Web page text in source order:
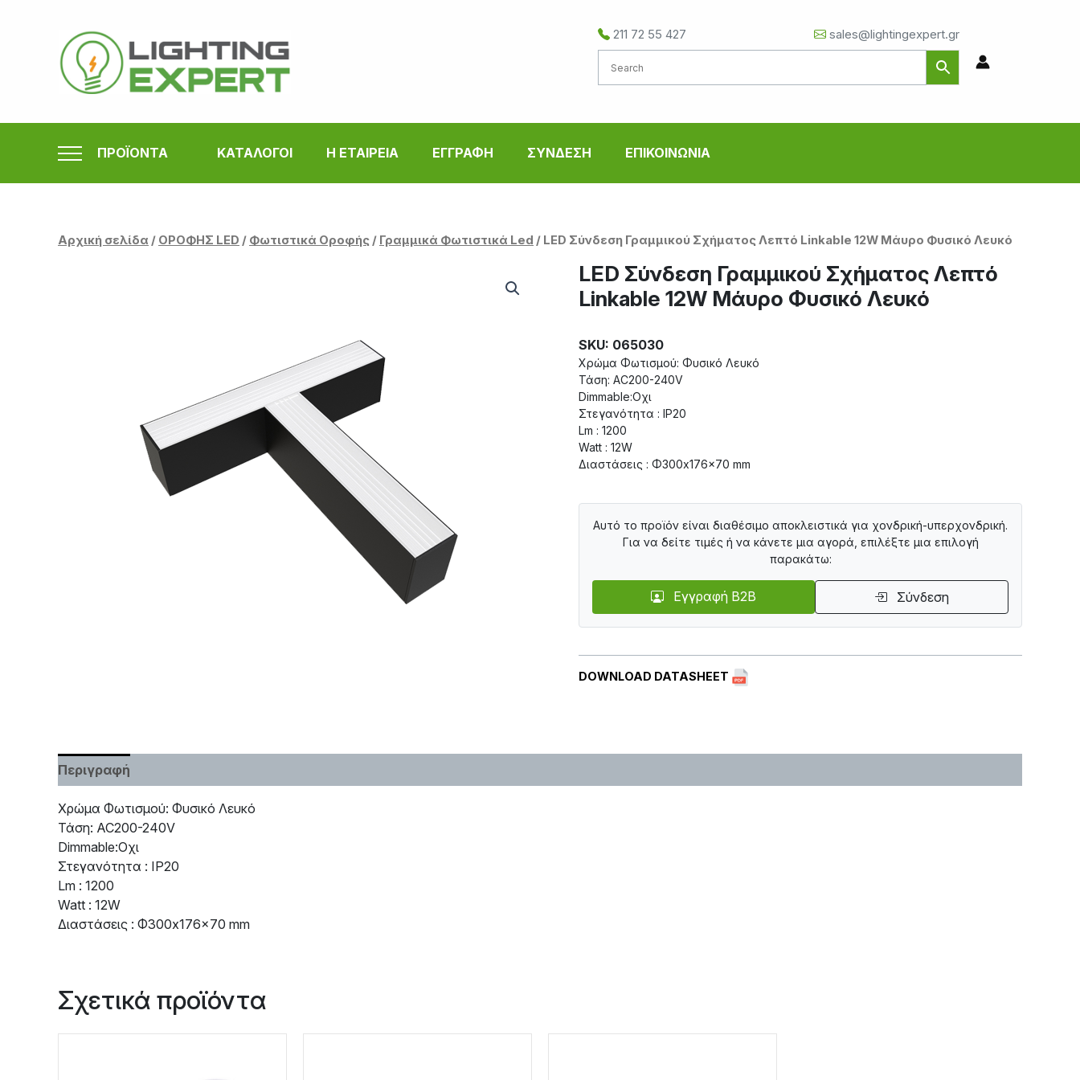
περιεχόμενο
211 72 55 427 sales@lightingexpert.gr
ΠΡΟΪΟΝΤΑ ΚΑΤΑΛΟΓΟΙ Η ΕΤΑΙΡΕΙΑ ΕΓΓΡΑΦΗ ΣΥΝΔΕΣΗ ΕΠΙΚΟΙΝΩΝΙΑ
Αρχική σελίδα / ΟΡΟΦΗΣ LED / Φωτιστικά Οροφής / Γραμμικά Φωτιστικά Led / LED Σύνδεση Γραμμικού Σχήματος Λεπτό Linkable 12W Μάυρο Φυσικό Λευκό
LED Σύνδεση Γραμμικού Σχήματος Λεπτό
Linkable 12W Μάυρο Φυσικό Λευκό
SKU: 065030
Χρώμα Φωτισμού: Φυσικό Λευκό
Τάση: AC200-240V
Dimmable:Οχι
Στεγανότητα : IP20
Lm : 1200
Watt : 12W
Διαστάσεις : Φ300x176x70 mm
DOWNLOAD DATASHEET
Αυτό το προϊόν είναι διαθέσιμο αποκλειστικά για χονδρική-υπερχονδρική.
Για να δείτε τιμές ή να κάνετε μια αγορά, επιλέξτε μια επιλογή
παρακάτω:
Εγγραφή B2B Σύνδεση
Περιγραφή
Χρώμα Φωτισμού: Φυσικό Λευκό
Τάση: AC200-240V
Dimmable:Οχι
Στεγανότητα : IP20
Lm : 1200
Watt : 12W
Διαστάσεις : Φ300x176x70 mm
Σχετικά προϊόντα